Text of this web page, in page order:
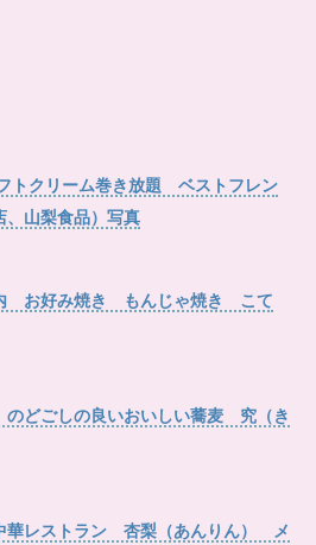
トクリーム巻き放題 ベストフレン
、山梨食品）写真
お好み焼き もんじゃ焼き こて
どごしの良いおいしい蕎麦 究（き
華レストラン 杏梨（あんりん） メ